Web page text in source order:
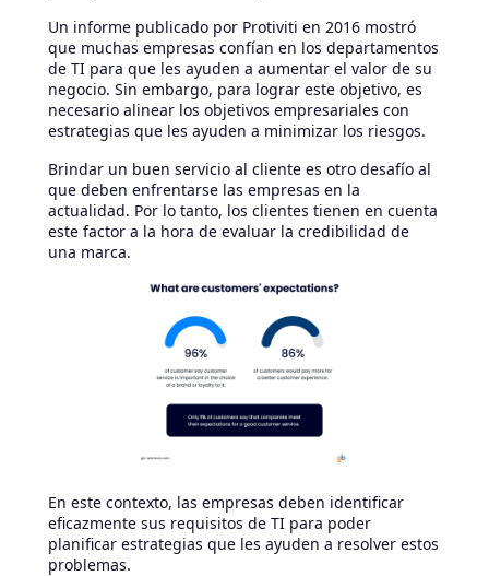
Un informe publicado por Protiviti en 2016 mostró
que muchas empresas confían en los departamentos
de TI para que les ayuden a aumentar el valor de su
negocio. Sin embargo, para lograr este objetivo, es
necesario alinear los objetivos empresariales con
estrategias que les ayuden a minimizar los riesgos.
Brindar un buen servicio al cliente es otro desafío al
que deben enfrentarse las empresas en la
actualidad. Por lo tanto, los clientes tienen en cuenta
este factor a la hora de evaluar la credibilidad de
una marca.
En este contexto, las empresas deben identificar
eficazmente sus requisitos de TI para poder
planificar estrategias que les ayuden a resolver estos
problemas.